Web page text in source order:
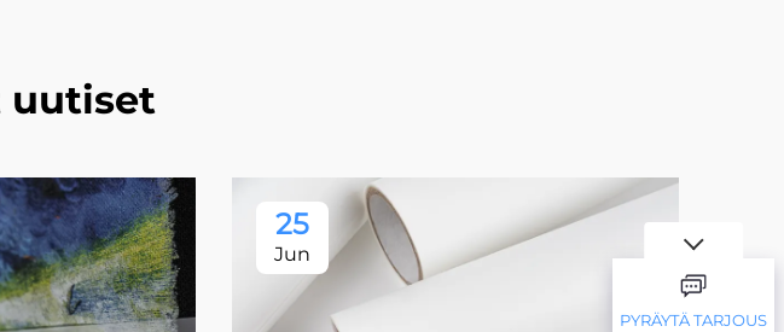
uutiset
25
Jun
PYRÄYTÄ TARJOUS